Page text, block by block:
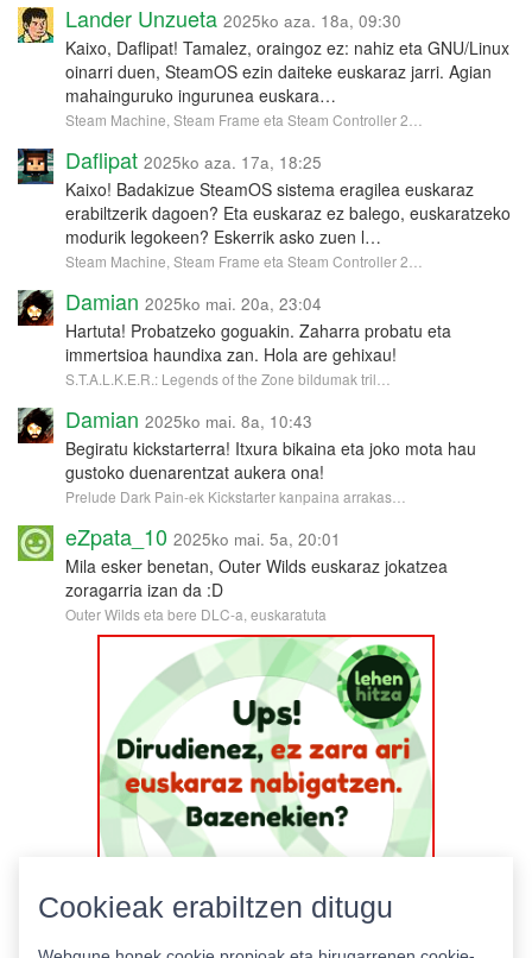
Lander Unzueta 2025ko aza. 18a, 09:30
Kaixo, Daflipat! Tamalez, oraingoz ez: nahiz eta GNU/Linux
oinarri duen, SteamOS ezin daiteke euskaraz jarri. Agian
mahainguruko ingurunea euskara…
Steam Machine, Steam Frame eta Steam Controller 2…
Daflipat 2025ko aza. 17a, 18:25
Kaixo! Badakizue SteamOS sistema eragilea euskaraz
erabiltzerik dagoen? Eta euskaraz ez balego, euskaratzeko
modurik legokeen? Eskerrik asko zuen l…
Steam Machine, Steam Frame eta Steam Controller 2…
Damian 2025ko mai. 20a, 23:04
Hartuta! Probatzeko goguakin. Zaharra probatu eta
immertsioa haundixa zan. Hola are gehixau!
S.T.A.L.K.E.R.: Legends of the Zone bildumak tril…
Damian 2025ko mai. 8a, 10:43
Begiratu kickstarterra! Itxura bikaina eta joko mota hau
gustoko duenarentzat aukera ona!
Prelude Dark Pain-ek Kickstarter kanpaina arrakas…
eZpata_10 2025ko mai. 5a, 20:01
Mila esker benetan, Outer Wilds euskaraz jokatzea
zoragarria izan da :D
Outer Wilds eta bere DLC-a, euskaratuta
Cookieak erabiltzen ditugu